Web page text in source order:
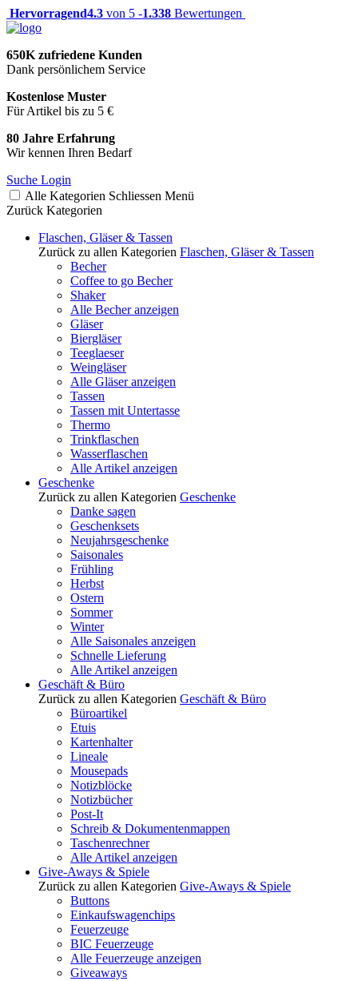
Hervorragend4.3 von 5 -1.338 Bewertungen
650K zufriedene Kunden
Dank persönlichem Service
Kostenlose Muster
Für Artikel bis zu 5 €
80 Jahre Erfahrung
Wir kennen Ihren Bedarf
Suche Login
Alle Kategorien Schliessen Menü
Zurück Kategorien
Flaschen, Gläser & Tassen
Zurück zu allen Kategorien Flaschen, Gläser & Tassen
Becher
Coffee to go Becher
Shaker
Alle Becher anzeigen
Gläser
Biergläser
Teeglaeser
Weingläser
Alle Gläser anzeigen
Tassen
Tassen mit Untertasse
Thermo
Trinkflaschen
Wasserflaschen
Alle Artikel anzeigen
Geschenke
Zurück zu allen Kategorien Geschenke
Danke sagen
Geschenksets
Neujahrsgeschenke
Saisonales
Frühling
Herbst
Ostern
Sommer
Winter
Alle Saisonales anzeigen
Schnelle Lieferung
Alle Artikel anzeigen
Geschäft & Büro
Zurück zu allen Kategorien Geschäft & Büro
Büroartikel
Etuis
Kartenhalter
Lineale
Mousepads
Notizblöcke
Notizbücher
Post-It
Schreib & Dokumentenmappen
Taschenrechner
Alle Artikel anzeigen
Give-Aways & Spiele
Zurück zu allen Kategorien Give-Aways & Spiele
Buttons
Einkaufswagenchips
Feuerzeuge
BIC Feuerzeuge
Alle Feuerzeuge anzeigen
Giveaways